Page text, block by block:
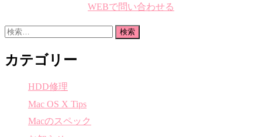
ビ
ー
WEBで問い合わせる
検
カテゴリー
HDD修理
Mac OS X Tips
Macのスペック